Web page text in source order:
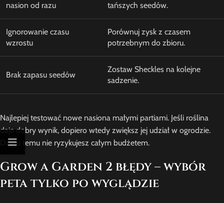
nasion od razu
tańszych seedów.
Ignorowanie czasu
wzrostu
Porównuj zysk z czasem
potrzebnym do zbioru.
Brak zapasu seedów
Zostaw Sheckles na kolejne
sadzenie.
Najlepiej testować nowe nasiona małymi partiami. Jeśli roślina
daje dobry wynik, dopiero wtedy zwiększ jej udział w ogrodzie.
Dzięki temu nie ryzykujesz całym budżetem.
Grow a Garden 2 błędy – wybór
peta tylko po wyglądzie